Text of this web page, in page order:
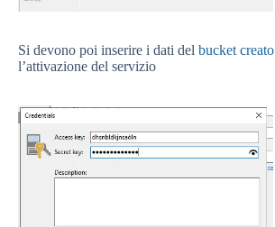
Si devono poi inserire i dati del bucket creato
l’attivazione del servizio